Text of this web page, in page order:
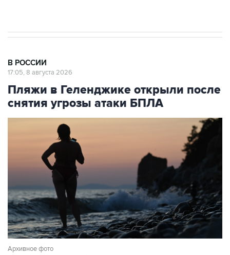
В РОССИИ
17:05, 8 августа 2026
Пляжи в Геленджике открыли после
снятия угрозы атаки БПЛА
Архивное фото